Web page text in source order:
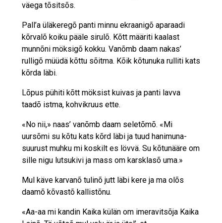
väega tõsitsõs.
Pall’a üläkeregõ panti minnu ekraanigõ aparaadi
kõrvalõ koiku pääle sirulõ. Kõtt määriti kaalast
munnõni möksigõ kokku. Vanõmb daam nakas’
rulligõ müüdä kõttu sõitma. Kõik kõtunuka rulliti kats
kõrda läbi.
Lõpus pühiti kõtt möksist kuivas ja panti lavva
taadõ istma, kohvikruus ette.
«No nii,» naas’ vanõmb daam seletõmõ. «Mi
uursõmi su kõtu kats kõrd läbi ja tuud hanimuna-
suurust muhku mi koskilt es lövvä. Su kõtunääre om
sille nigu lutsukivi ja mass om karsklasõ uma.»
Mul käve karvanõ tulinõ jutt läbi kere ja ma olõs
daamõ kõvastõ kallistõnu.
«Aa-aa mi kandin Kaika külän om imeravitsõja Kaika